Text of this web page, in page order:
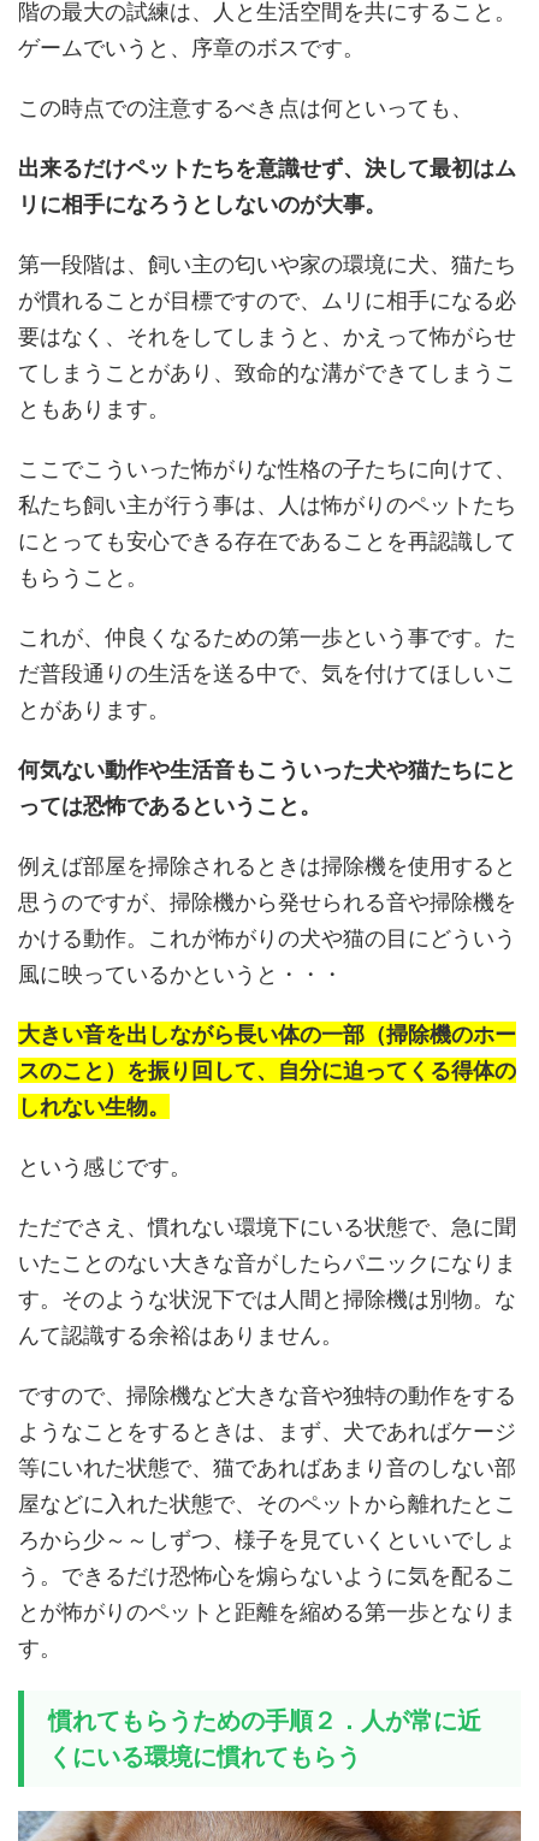
階の最大の試練は、人と生活空間を共にすること。
ゲームでいうと、序章のボスです。
この時点での注意するべき点は何といっても、
出来るだけペットたちを意識せず、決して最初はム
リに相手になろうとしないのが大事。
第一段階は、飼い主の匂いや家の環境に犬、猫たち
が慣れることが目標ですので、ムリに相手になる必
要はなく、それをしてしまうと、かえって怖がらせ
てしまうことがあり、致命的な溝ができてしまうこ
ともあります。
ここでこういった怖がりな性格の子たちに向けて、
私たち飼い主が行う事は、人は怖がりのペットたち
にとっても安心できる存在であることを再認識して
もらうこと。
これが、仲良くなるための第一歩という事です。た
だ普段通りの生活を送る中で、気を付けてほしいこ
とがあります。
何気ない動作や生活音もこういった犬や猫たちにと
っては恐怖であるということ。
例えば部屋を掃除されるときは掃除機を使用すると
思うのですが、掃除機から発せられる音や掃除機を
かける動作。これが怖がりの犬や猫の目にどういう
風に映っているかというと・・・
大きい音を出しながら長い体の一部（掃除機のホー
スのこと）を振り回して、自分に迫ってくる得体の
しれない生物。
という感じです。
ただでさえ、慣れない環境下にいる状態で、急に聞
いたことのない大きな音がしたらパニックになりま
す。そのような状況下では人間と掃除機は別物。な
んて認識する余裕はありません。
ですので、掃除機など大きな音や独特の動作をする
ようなことをするときは、まず、犬であればケージ
等にいれた状態で、猫であればあまり音のしない部
屋などに入れた状態で、そのペットから離れたとこ
ろから少～～しずつ、様子を見ていくといいでしょ
う。できるだけ恐怖心を煽らないように気を配るこ
とが怖がりのペットと距離を縮める第一歩となりま
す。
慣れてもらうための手順２．人が常に近
くにいる環境に慣れてもらう